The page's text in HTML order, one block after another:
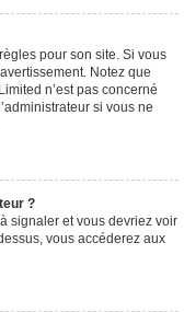
pour son site. Si vous
Notez que
n’est pas concerné
si vous ne
?
signaler et vous devriez voir
vous accéderez aux